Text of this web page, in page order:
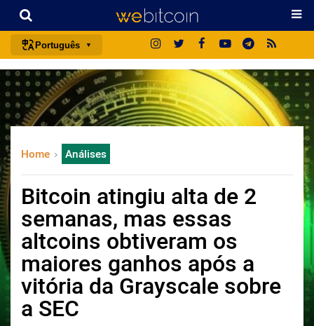
Português
português (BR)
english
español
italiano
日本語
中文
русский
한국어
العربية
ไทย
Home Análises
Bitcoin atingiu alta de 2
semanas, mas essas
altcoins obtiveram os
maiores ganhos após a
vitória da Grayscale sobre
a SEC